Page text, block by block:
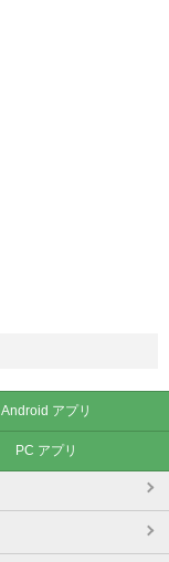
Android アプリ
PC アプリ